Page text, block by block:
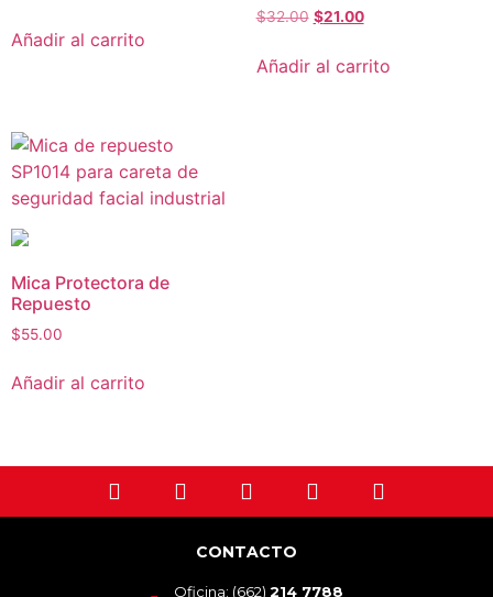
Añadir al carrito
$32.00 $21.00
Añadir al carrito
Mica Protectora de
Repuesto
$55.00
Añadir al carrito
CONTACTO
Oficina: (662)214 7788